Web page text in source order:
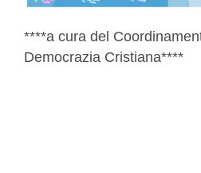
****a cura del
Democrazia Cristiana****